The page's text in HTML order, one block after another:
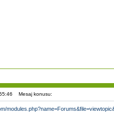
Mesaj konusu: